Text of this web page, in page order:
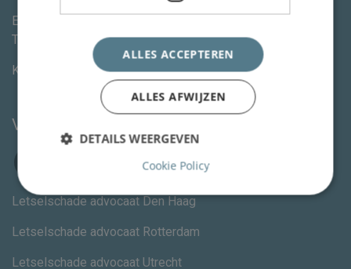
E-mail:
Tel:
+3123 820 06 90
KvK: 80846254
Volg ons
Letselschade advocaat Den Haag
Letselschade advocaat Rotterdam
Letselschade advocaat Utrecht
ALLES ACCEPTEREN
ALLES AFWIJZEN
DETAILS WEERGEVEN
Cookie Policy